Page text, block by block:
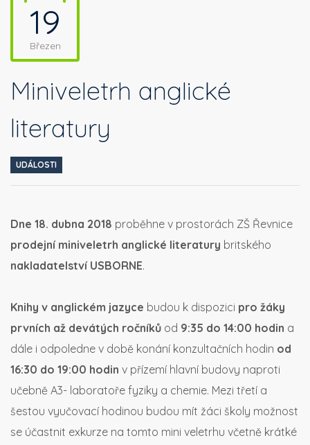
19
Březen
Miniveletrh anglické
literatury
UDÁLOSTI
Dne 18. dubna 2018 proběhne v prostorách ZŠ Řevnice
prodejní miniveletrh anglické literatury britského
nakladatelství USBORNE.
Knihy v anglickém jazyce budou k dispozici pro žáky
prvních až devátých ročníků od 9:35 do 14:00 hodin a
dále i odpoledne v době konání konzultačních hodin od
16:30 do 19:00 hodin v přízemí hlavní budovy naproti
učebně A3- laboratoře fyziky a chemie. Mezi třetí a
šestou vyučovací hodinou budou mít žáci školy možnost
se účastnit exkurze na tomto mini veletrhu včetně krátké